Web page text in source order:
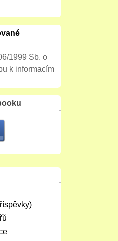
1999 Sb. o
k informacím